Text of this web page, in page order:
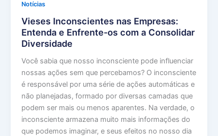
Notícias
Vieses Inconscientes nas Empresas:
Entenda e Enfrente-os com a Consolidar
Diversidade
Você sabia que nosso inconsciente pode influenciar
nossas ações sem que percebamos? O inconsciente
é responsável por uma série de ações automáticas e
não planejadas, formado por diversas camadas que
podem ser mais ou menos aparentes. Na verdade, o
inconsciente armazena muito mais informações do
que podemos imaginar, e seus efeitos no nosso dia